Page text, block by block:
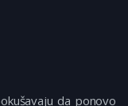
da ponovo